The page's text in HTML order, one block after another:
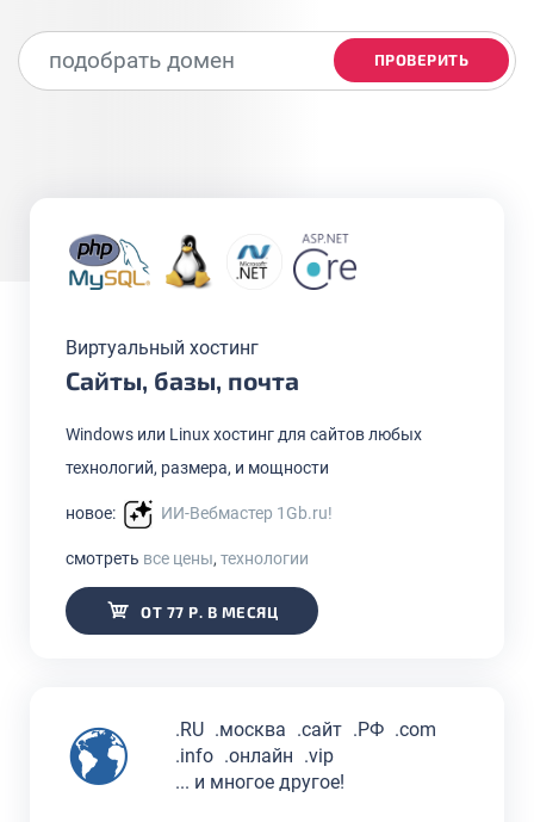
ПРОВЕРИТЬ
Виртуальный хостинг
Сайты, базы, почта
Windows или Linux хостинг для сайтов любых
технологий, размера, и мощности
новое: ИИ-Вебмастер 1Gb.ru!
смотреть все цены, технологии
ОТ 77 Р. В МЕСЯЦ
.RU .москва .сайт .РФ .com
.info .онлайн .vip
... и многое другое!